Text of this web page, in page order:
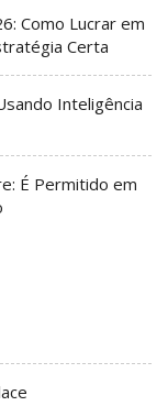
Como Lucrar em
Certa
Inteligência
É Permitido em